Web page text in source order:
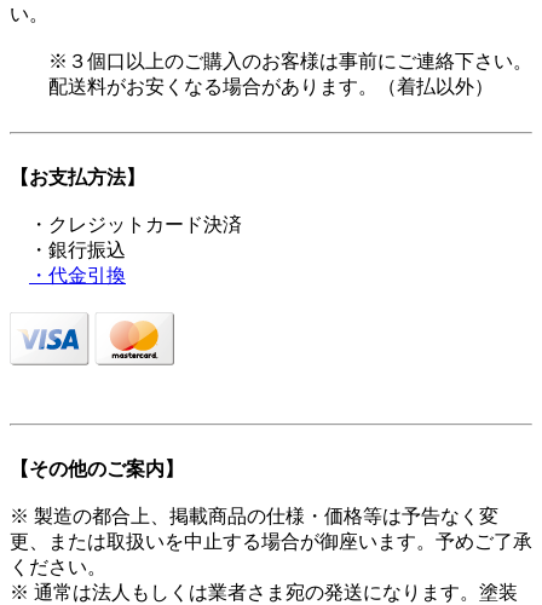
い。
※３個口以上のご購入のお客様は事前にご連絡下さい。
配送料がお安くなる場合があります。（着払以外）
【お支払方法】
・クレジットカード決済
・銀行振込
・代金引換
【その他のご案内】
※ 製造の都合上、掲載商品の仕様・価格等は予告なく変
更、または取扱いを中止する場合が御座います。予めご了承
ください。
※ 通常は法人もしくは業者さま宛の発送になります。塗装